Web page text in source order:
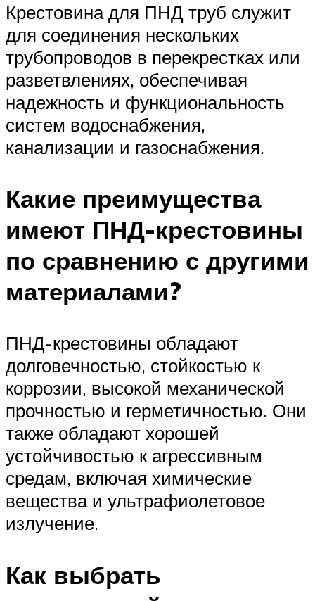
Крестовина для ПНД труб служит
для соединения нескольких
трубопроводов в перекрестках или
разветвлениях, обеспечивая
надежность и функциональность
систем водоснабжения,
канализации и газоснабжения.
Какие преимущества
имеют ПНД-крестовины
по сравнению с другими
материалами?
ПНД-крестовины обладают
долговечностью, стойкостью к
коррозии, высокой механической
прочностью и герметичностью. Они
также обладают хорошей
устойчивостью к агрессивным
средам, включая химические
вещества и ультрафиолетовое
излучение.
Как выбрать